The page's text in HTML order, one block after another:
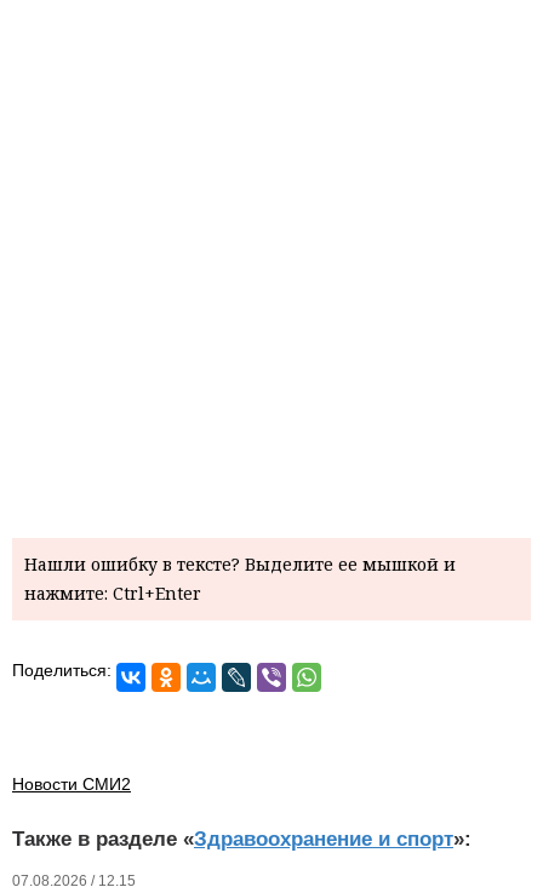
Нашли ошибку в тексте? Выделите ее мышкой и
нажмите: Ctrl+Enter
Поделиться:
Новости СМИ2
Также в разделе «Здравоохранение и спорт»:
07.08.2026 / 12.15